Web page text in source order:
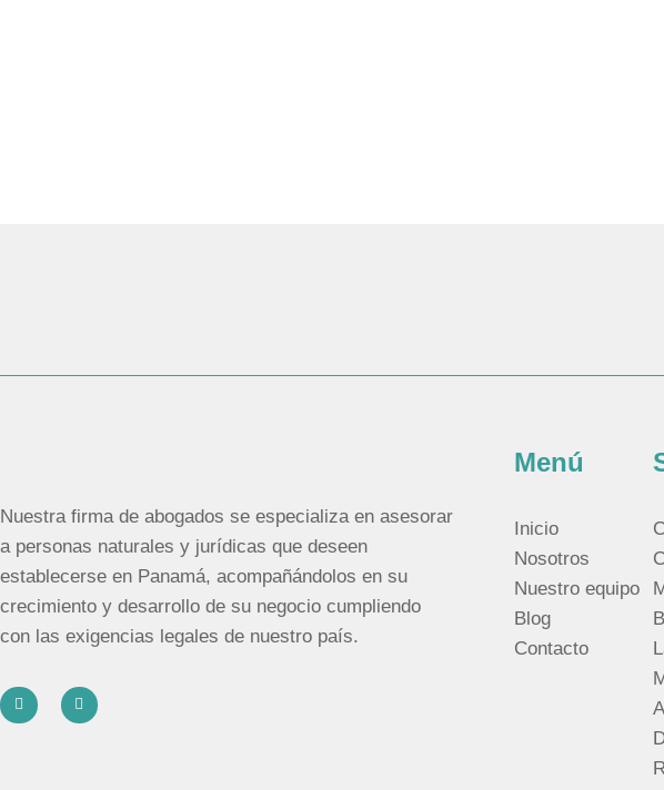
Nuestra firma de abogados se especializa en asesorar
a personas naturales y jurídicas que deseen
establecerse en Panamá, acompañándolos en su
crecimiento y desarrollo de su negocio cumpliendo
con las exigencias legales de nuestro país.
Menú
Inicio
Nosotros
Nuestro equipo
Blog
Contacto